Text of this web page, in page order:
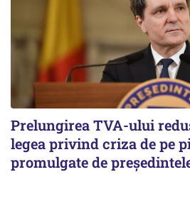
Prelungirea TVA-ului
legea privind criza de pe
promulgate de